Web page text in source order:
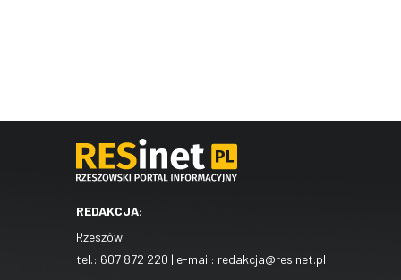
REDAKCJA:
Rzeszów
tel.: 607 872 220 | e-mail: redakcja@resinet.pl